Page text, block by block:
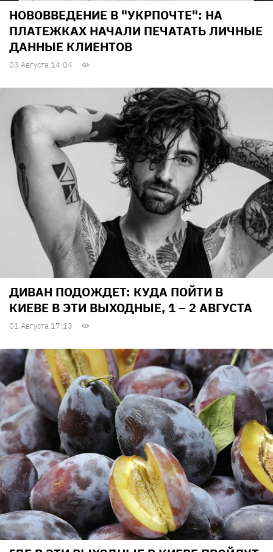
НОВОВВЕДЕНИЕ В "УКРПОЧТЕ": НА
ПЛАТЕЖКАХ НАЧАЛИ ПЕЧАТАТЬ ЛИЧНЫЕ
ДАННЫЕ КЛИЕНТОВ
03 Августа 14:04
ДИВАН ПОДОЖДЕТ: КУДА ПОЙТИ В
КИЕВЕ В ЭТИ ВЫХОДНЫЕ, 1 – 2 АВГУСТА
01 Августа 17:13